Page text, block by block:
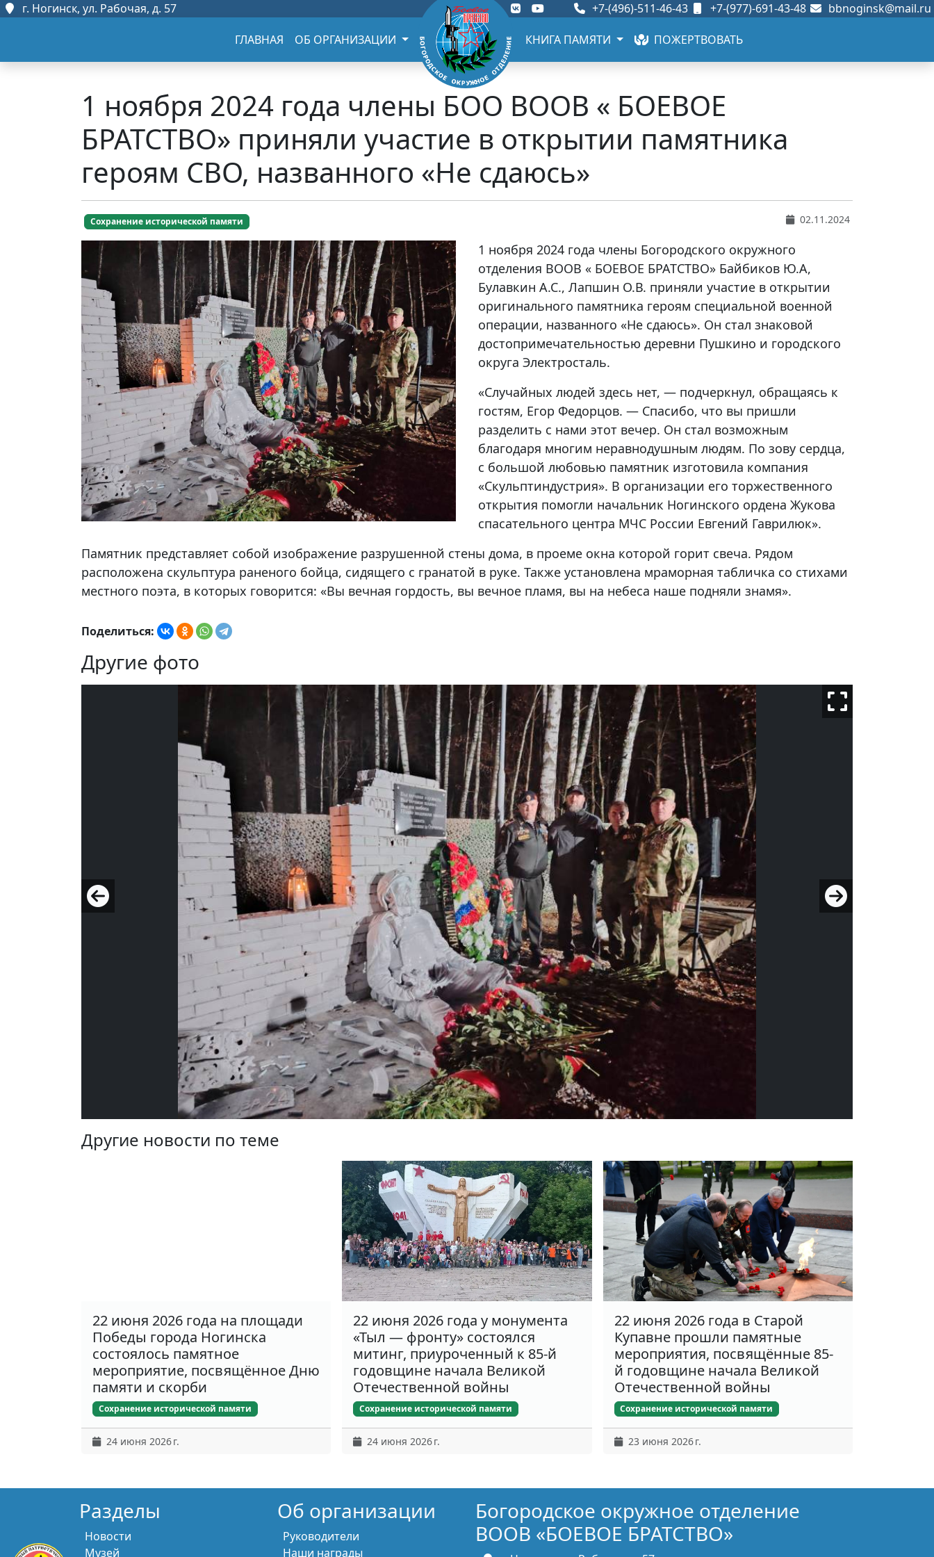
г. Ногинск, ул. Рабочая, д. 57 +7-(496)-511-46-43 +7-(977)-691-43-48 bbnoginsk@mail.ru
ГЛАВНАЯ ОБ ОРГАНИЗАЦИИ КНИГА ПАМЯТИ ПОЖЕРТВОВАТЬ
1 ноября 2024 года члены БОО ВООВ « БОЕВОЕ
БРАТСТВО» приняли участие в открытии памятника
героям СВО, названного «Не сдаюсь»
Сохранение исторической памяти 02.11.2024
1 ноября 2024 года члены Богородского окружного
отделения ВООВ « БОЕВОЕ БРАТСТВО» Байбиков Ю.А,
Булавкин А.С., Лапшин О.В. приняли участие в открытии
оригинального памятника героям специальной военной
операции, названного «Не сдаюсь». Он стал знаковой
достопримечательностью деревни Пушкино и городского
округа Электросталь.
«Случайных людей здесь нет, — подчеркнул, обращаясь к
гостям, Егор Федорцов. — Спасибо, что вы пришли
разделить с нами этот вечер. Он стал возможным
благодаря многим неравнодушным людям. По зову сердца,
с большой любовью памятник изготовила компания
«Скульптиндустрия». В организации его торжественного
открытия помогли начальник Ногинского ордена Жукова
спасательного центра МЧС России Евгений Гаврилюк».
Памятник представляет собой изображение разрушенной стены дома, в проеме окна которой горит свеча. Рядом
расположена скульптура раненого бойца, сидящего с гранатой в руке. Также установлена мраморная табличка со стихами
местного поэта, в которых говорится: «Вы вечная гордость, вы вечное пламя, вы на небеса наше подняли знамя».
Поделиться:
Другие фото
Другие новости по теме
22 июня 2026 года на площади
Победы города Ногинска
состоялось памятное
мероприятие, посвящённое Дню
памяти и скорби
Сохранение исторической памяти
24 июня 2026 г.
22 июня 2026 года у монумента
«Тыл — фронту» состоялся
митинг, приуроченный к 85-й
годовщине начала Великой
Отечественной войны
Сохранение исторической памяти
24 июня 2026 г.
22 июня 2026 года в Старой
Купавне прошли памятные
мероприятия, посвящённые 85-
й годовщине начала Великой
Отечественной войны
Сохранение исторической памяти
23 июня 2026 г.
Разделы
Новости
Музей
Об организации
Руководители
Наши награды
Богородское окружное отделение
ВООВ «БОЕВОЕ БРАТСТВО»